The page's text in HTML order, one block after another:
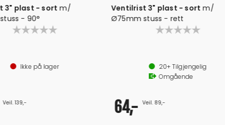
316, 4"
Ikke på lager
Veil. 699,-
Ventilrist 316, 4" m/bolter
20+Tilgjengelig
Innen3dager
679,- Veil. 759,-